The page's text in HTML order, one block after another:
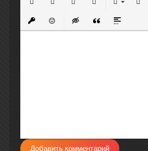
Вставить защищенную ссылку
Вставить смайлик
Вставка скрытого
Вставка цитаты
Вставка
Добавить комментарий